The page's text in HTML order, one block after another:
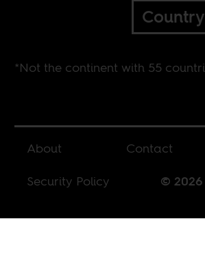
Country
*Not the continent with 55
About Contact
Security Policy
© 2026